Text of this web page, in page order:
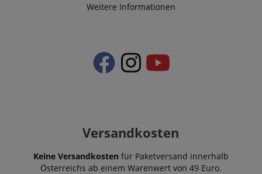
Weitere Informationen
Versandkosten
Keine Versandkosten für Paketversand innerhalb
Österreichs ab einem Warenwert von 49 Euro.